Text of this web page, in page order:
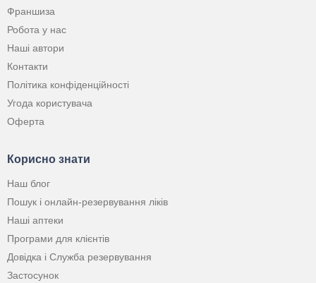
Франшиза
Робота у нас
Наші автори
Контакти
Політика конфіденційності
Угода користувача
Оферта
Корисно знати
Наш блог
Пошук і онлайн-резервування ліків
Наші аптеки
Програми для клієнтів
Довідка і Служба резервування
Застосунок